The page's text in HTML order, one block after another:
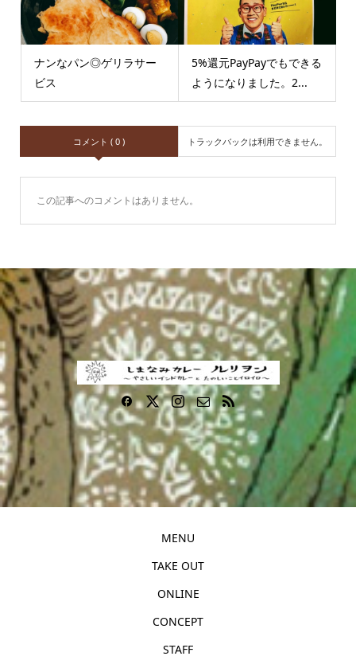
ナンなパン◎ゲリラサー
ビス
5%還元PayPayでもできる
ようになりました。2...
コメント ( 0 ) トラックバックは利用できません。
この記事へのコメントはありません。
MENU
TAKE OUT
ONLINE
CONCEPT
STAFF